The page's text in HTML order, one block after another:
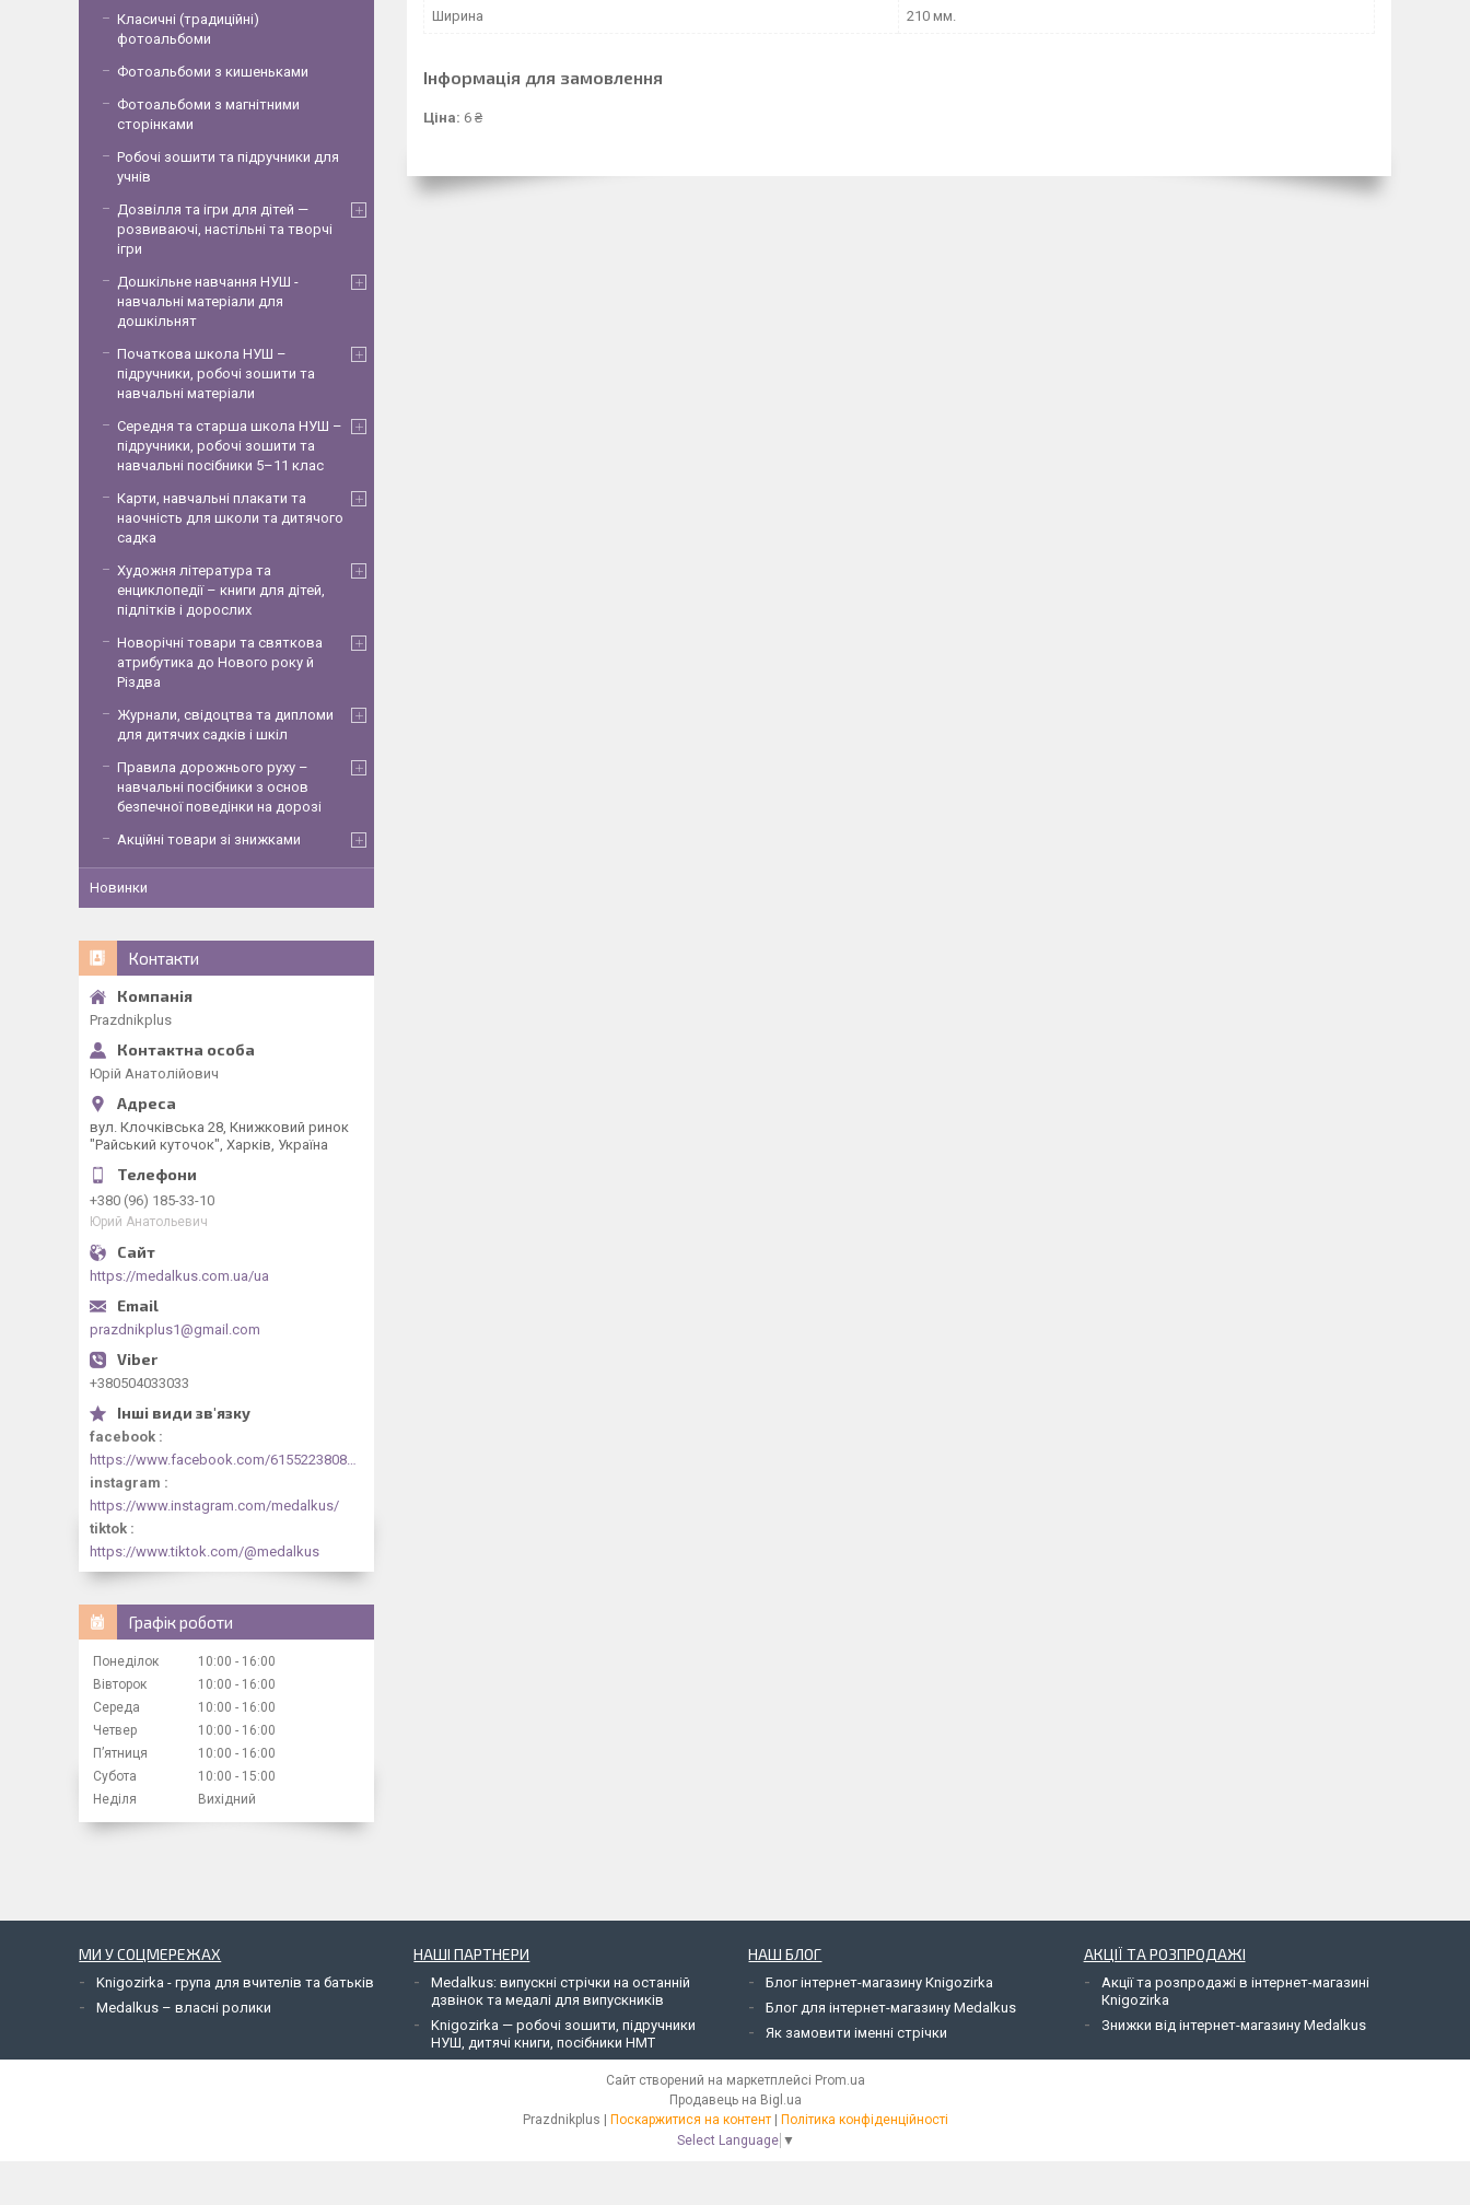
Ширина 210 мм.
Інформація для замовлення
Ціна: 6 ₴
Класичні (традиційні)
фотоальбоми
Фотоальбоми з кишеньками
Фотоальбоми з магнітними
сторінками
Робочі зошити та підручники для
учнів
Дозвілля та ігри для дітей —
розвиваючі, настільні та творчі
ігри
Дошкільне навчання НУШ -
навчальні матеріали для
дошкільнят
Початкова школа НУШ –
підручники, робочі зошити та
навчальні матеріали
Середня та старша школа НУШ –
підручники, робочі зошити та
навчальні посібники 5–11 клас
Карти, навчальні плакати та
наочність для школи та дитячого
садка
Художня література та
енциклопедії – книги для дітей,
підлітків і дорослих
Новорічні товари та святкова
атрибутика до Нового року й
Різдва
Журнали, свідоцтва та дипломи
для дитячих садків і шкіл
Правила дорожнього руху –
навчальні посібники з основ
безпечної поведінки на дорозі
Акційні товари зі знижками
Новинки
Контакти
Рrazdnikplus
Юрій Анатолійович
вул. Клочківська 28, Книжковий ринок
"Райський куточок", Харків, Україна
+380 (96) 185-33-10
Юрий Анатольевич
https://medalkus.com.ua/ua
prazdnikplus1@gmail.com
+380504033033
facebook
https://www.facebook.com/61552238084318/videos/1073030844413330/
instagram
https://www.instagram.com/medalkus/
tiktok
https://www.tiktok.com/@medalkus
Графік роботи
Понеділок 10:00
16:00
Вівторок
10:00
16:00
Середа
10:00
16:00
Четвер
10:00
16:00
Пʼятниця
10:00
16:00
Субота
10:00
15:00
Неділя
Вихідний
МИ У СОЦМЕРЕЖАХ
Knigozirka - група для вчителів та батьків
Medalkus – власні ролики
НАШІ ПАРТНЕРИ
Medalkus: випускні стрічки на останній
дзвінок та медалі для випускників
Knigozirka — робочі зошити, підручники
НУШ, дитячі книги, посібники НМТ
НАШ БЛОГ
Блог інтернет-магазину Кnigozirka
Блог для інтернет-магазину Medalkus
Як замовити іменні стрічки
АКЦІЇ ТА РОЗПРОДАЖІ
Акції та розпродажі в інтернет-магазині
Кnigozirka
Знижки від інтернет-магазину Medalkus
Сайт створений на маркетплейсі Prom.ua
Продавець на Bigl.ua
Поскаржитися на контент
Політика конфіденційності
Select Language ▼